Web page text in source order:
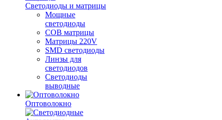
Светодиоды и матрицы
Мощные
светодиоды
COB матрицы
Матрицы 220V
SMD светодиоды
Линзы для
светодиодов
Светодиоды
выводные
Оптоволокно